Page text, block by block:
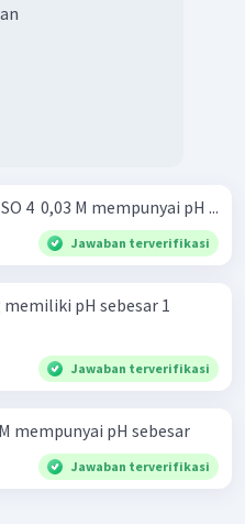
4 ​ 0,03 M mempunyai pH ...
Jawaban terverifikasi
pH sebesar 1
Jawaban terverifikasi
mempunyai pH sebesar
Jawaban terverifikasi